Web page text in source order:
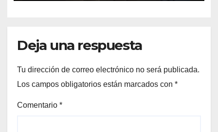
Deja una respuesta
Tu dirección de correo electrónico no será publicada.
Los campos obligatorios están marcados con *
Comentario *